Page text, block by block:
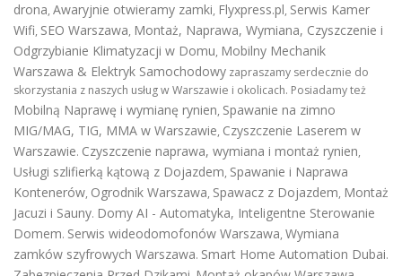
drona, Awaryjnie otwieramy zamki, Flyxpress.pl, Serwis Kamer
Wifi, SEO Warszawa, Montaż, Naprawa, Wymiana, Czyszczenie i
Odgrzybianie Klimatyzacji w Domu, Mobilny Mechanik
Warszawa & Elektryk Samochodowy zapraszamy serdecznie do
skorzystania z naszych usług w Warszawie i okolicach. Posiadamy też
Mobilną Naprawę i wymianę rynien, Spawanie na zimno
MIG/MAG, TIG, MMA w Warszawie, Czyszczenie Laserem w
Warszawie. Czyszczenie naprawa, wymiana i montaż rynien,
Usługi szlifierką kątową z Dojazdem, Spawanie i Naprawa
Kontenerów, Ogrodnik Warszawa, Spawacz z Dojazdem, Montaż
Jacuzi i Sauny. Domy AI - Automatyka, Inteligentne Sterowanie
Domem. Serwis wideodomofonów Warszawa, Wymiana
zamków szyfrowych Warszawa. Smart Home Automation Dubai.